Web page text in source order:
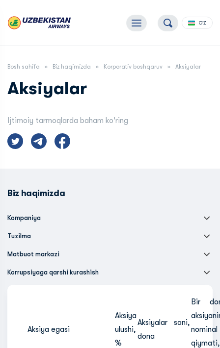
O'Z
Bosh sahifa Biz haqimizda Korporativ boshqaruv Aksiyalar
Aksiyalar
Ijtimoiy tarmoqlarda baham ko'ring
Biz haqimizda
Kompaniya
Tuzilma
Matbuot markazi
Korrupsiyaga qarshi kurashish
Aksiya egasi
Aksiya
ulushi,
%
Aksiyalar soni,
dona
Bir
nominal
qiymati,